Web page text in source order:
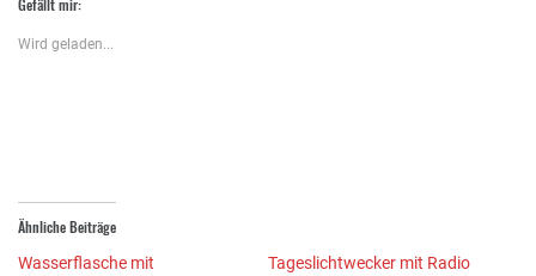
teilen
in
neuem
Gefällt mir:
Wird geladen...
Ähnliche Beiträge
Wasserflasche mit
Tageslichtwecker mit Radio